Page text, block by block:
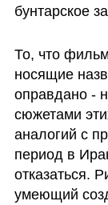
бунтарское
То, что
носящие
оправдано -
сюжетами
аналогий с
период в
отказаться.
умеющий